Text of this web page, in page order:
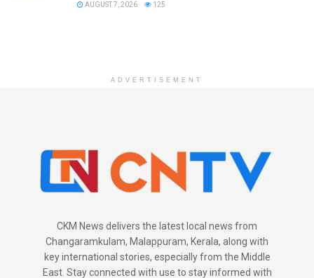
AUGUST 7, 2026 125
ADVERTISEMENT
CKM News delivers the latest local news from
Changaramkulam, Malappuram, Kerala, along with
key international stories, especially from the Middle
East. Stay connected with use to stay informed with